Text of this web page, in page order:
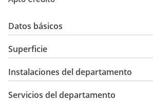
Datos básicos
Venta
USD 130.000
Superficie
53 m2
Instalaciones del departamento
Servicios del departamento